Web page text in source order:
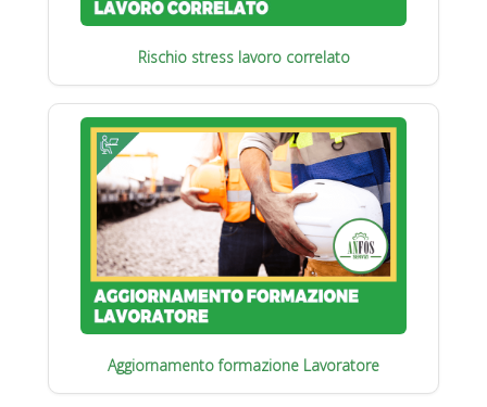
Rischio stress lavoro correlato
Aggiornamento formazione Lavoratore